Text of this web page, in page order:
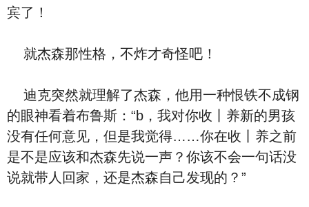
宾了！
就杰森那性格，不炸才奇怪吧！
迪克突然就理解了杰森，他用一种恨铁不成钢
的眼神看着布鲁斯：“b，我对你收丨养新的男孩
没有任何意见，但是我觉得……你在收丨养之前
是不是应该和杰森先说一声？你该不会一句话没
说就带人回家，还是杰森自己发现的？”